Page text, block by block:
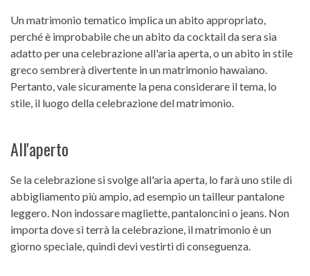
Un matrimonio tematico implica un abito appropriato,
perché è improbabile che un abito da cocktail da sera sia
adatto per una celebrazione all'aria aperta, o un abito in stile
greco sembrerà divertente in un matrimonio hawaiano.
Pertanto, vale sicuramente la pena considerare il tema, lo
stile, il luogo della celebrazione del matrimonio.
All'aperto
Se la celebrazione si svolge all'aria aperta, lo farà uno stile di
abbigliamento più ampio, ad esempio un tailleur pantalone
leggero. Non indossare magliette, pantaloncini o jeans. Non
importa dove si terrà la celebrazione, il matrimonio è un
giorno speciale, quindi devi vestirti di conseguenza.